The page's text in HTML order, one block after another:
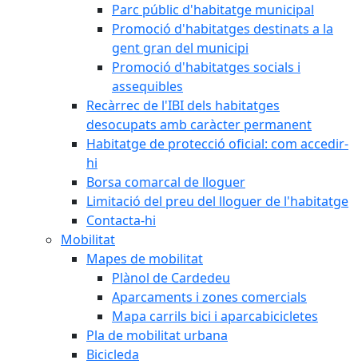
Parc públic d'habitatge municipal
Promoció d'habitatges destinats a la
gent gran del municipi
Promoció d'habitatges socials i
assequibles
Recàrrec de l'IBI dels habitatges
desocupats amb caràcter permanent
Habitatge de protecció oficial: com accedir-
hi
Borsa comarcal de lloguer
Limitació del preu del lloguer de l'habitatge
Contacta-hi
Mobilitat
Mapes de mobilitat
Plànol de Cardedeu
Aparcaments i zones comercials
Mapa carrils bici i aparcabicicletes
Pla de mobilitat urbana
Bicicleda